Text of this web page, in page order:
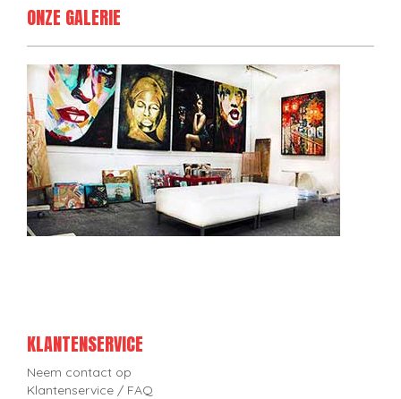
ONZE GALERIE
KLANTENSERVICE
Neem contact op
Klantenservice / FAQ